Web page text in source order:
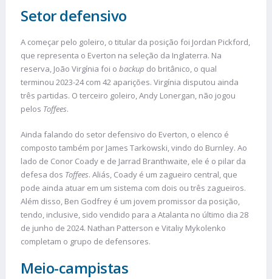
Setor defensivo
A começar pelo goleiro, o titular da posição foi Jordan Pickford,
que representa o Everton na seleção da Inglaterra. Na
reserva, João Virgínia foi o backup do britânico, o qual
terminou 2023-24 com 42 aparições. Virgínia disputou ainda
três partidas. O terceiro goleiro, Andy Lonergan, não jogou
pelos Toffees.
Ainda falando do setor defensivo do Everton, o elenco é
composto também por James Tarkowski, vindo do Burnley. Ao
lado de Conor Coady e de Jarrad Branthwaite, ele é o pilar da
defesa dos Toffees. Aliás, Coady é um zagueiro central, que
pode ainda atuar em um sistema com dois ou três zagueiros.
Além disso, Ben Godfrey é um jovem promissor da posição,
tendo, inclusive, sido vendido para a Atalanta no último dia 28
de junho de 2024. Nathan Patterson e Vitaliy Mykolenko
completam o grupo de defensores.
Meio-campistas